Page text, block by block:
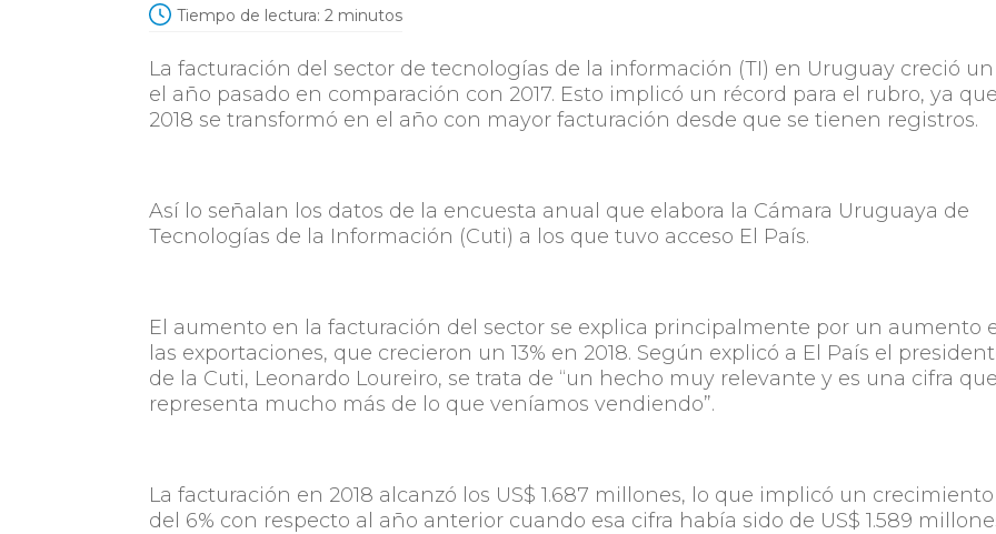
Tiempo de lectura: 2 minutos
La facturación del sector de tecnologías de la información (TI) en Uruguay creció un
el año pasado en comparación con 2017. Esto implicó un récord para el rubro, ya que
2018 se transformó en el año con mayor facturación desde que se tienen registros.
Así lo señalan los datos de la encuesta anual que elabora la Cámara Uruguaya de
Tecnologías de la Información (Cuti) a los que tuvo acceso El País.
El aumento en la facturación del sector se explica principalmente por un aumento
las exportaciones, que crecieron un 13% en 2018. Según explicó a El País el
de la Cuti, Leonardo Loureiro, se trata de “un hecho muy relevante y es una cifra que
representa mucho más de lo que veníamos vendiendo”.
La facturación en 2018 alcanzó los US$ 1.687 millones, lo que implicó un crecimiento
del 6% con respecto al año anterior cuando esa cifra había sido de US$ 1.589